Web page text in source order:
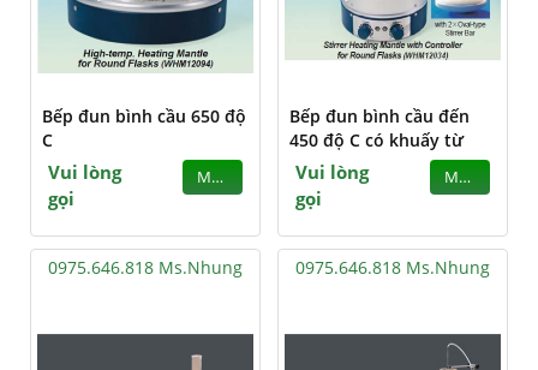
Bếp đun bình cầu 650 độ
C
Vui lòng
gọi
MUA
Bếp đun bình cầu đến
450 độ C có khuấy từ
Vui lòng
gọi
MUA
0975.646.818 Ms.Nhung 0975.646.818 Ms.Nhung